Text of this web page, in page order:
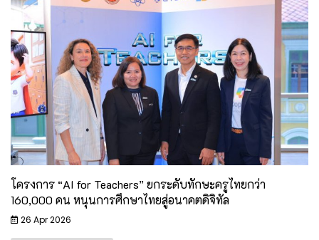
โครงการ “AI for Teachers” ยกระดับทักษะครูไทยกว่า
160,000 คน หนุนการศึกษาไทยสู่อนาคตดิจิทัล
26 Apr 2026